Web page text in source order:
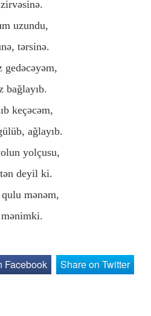
uzundu,
tərsinə.
gedəcəyəm,
bağlayıb.
keçəcəm,
ağlayıb.
yolçusu,
deyil ki.
mənəm,
Facebook Share on Twitter